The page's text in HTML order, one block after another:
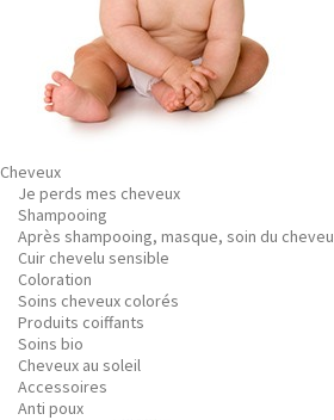
Cheveux
Je perds mes cheveux
Shampooing
Après shampooing, masque, soin du cheveu
Cuir chevelu sensible
Coloration
Soins cheveux colorés
Produits coiffants
Soins bio
Cheveux au soleil
Accessoires
Anti poux